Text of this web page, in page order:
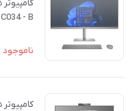
C034 - B
ناموجود